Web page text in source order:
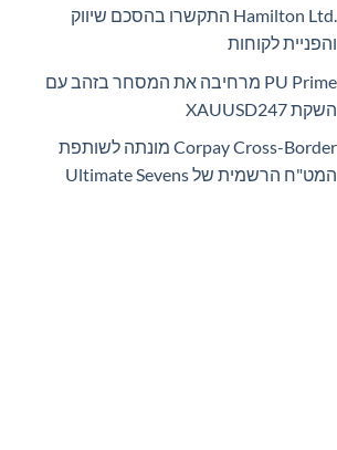
Hamilton Ltd.‎ התקשרו בהסכם שיווק
והפניית לקוחות
PU Prime מרחיבה את המסחר בזהב עם
השקת XAUUSD247
Corpay Cross-Border מונתה לשותפת
המט"ח הרשמית של Ultimate Sevens